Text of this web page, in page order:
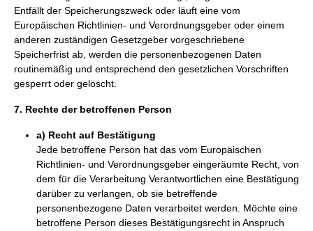
Entfällt der Speicherungszweck oder läuft eine vom
Europäischen Richtlinien- und Verordnungsgeber oder einem
anderen zuständigen Gesetzgeber vorgeschriebene
Speicherfrist ab, werden die personenbezogenen Daten
routinemäßig und entsprechend den gesetzlichen Vorschriften
gesperrt oder gelöscht.
7. Rechte der betroffenen Person
a) Recht auf Bestätigung
Jede betroffene Person hat das vom Europäischen
Richtlinien- und Verordnungsgeber eingeräumte Recht, von
dem für die Verarbeitung Verantwortlichen eine Bestätigung
darüber zu verlangen, ob sie betreffende
personenbezogene Daten verarbeitet werden. Möchte eine
betroffene Person dieses Bestätigungsrecht in Anspruch